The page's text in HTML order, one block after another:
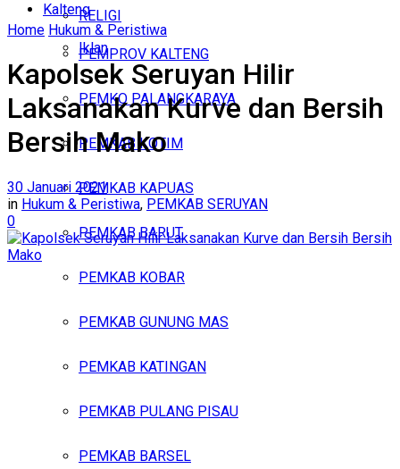
RELIGI
Iklan
Sabtu, Agustus 8, 2026
Kalteng
PEMPROV KALTENG
PEMKO PALANGKARAYA
PEMKAB KOTIM
PEMKAB KAPUAS
PEMKAB BARUT
PEMKAB KOBAR
PEMKAB GUNUNG MAS
PEMKAB KATINGAN
PEMKAB PULANG PISAU
PEMKAB BARSEL
Home Hukum & Peristiwa
Kapolsek Seruyan Hilir
Laksanakan Kurve dan Bersih
Bersih Mako
30 Januari 2021
in Hukum & Peristiwa, PEMKAB SERUYAN
0